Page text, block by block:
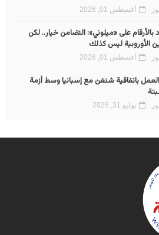
أغسطس 01, 2026
بالأرقام على «ميلوني»: التضامن خيار.. لكن
الأوروبية ليس كذلك
أغسطس 01, 2026
العمل باتفاقية شنغن مع إسبانيا وسط أزمة
يوليو 31, 2026